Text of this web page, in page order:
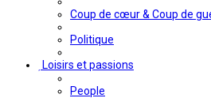
Coup de cœur & Coup de
Politique
Loisirs et passions
People